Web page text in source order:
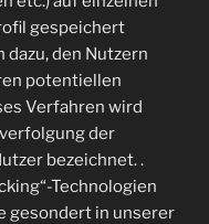
gespeichert
den Nutzern
potentiellen
Verfahren wird
der
bezeichnet. .
Technologien
gesondert in unserer